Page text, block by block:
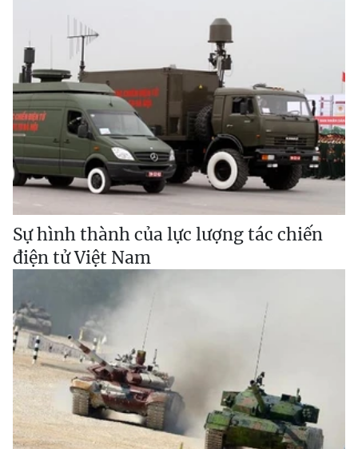
Sự hình thành của lực lượng tác chiến
điện tử Việt Nam